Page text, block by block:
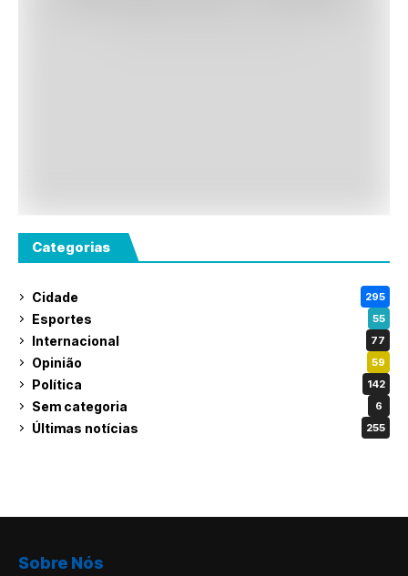
Categorias
Cidade 295
Esportes 55
Internacional 77
Opinião 59
Política 142
Sem categoria 6
Últimas notícias 255
Sobre Nós